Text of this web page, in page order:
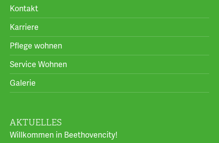
Kontakt
Karriere
Pflege wohnen
Service Wohnen
Galerie
AKTUELLES
Willkommen in Beethovencity!